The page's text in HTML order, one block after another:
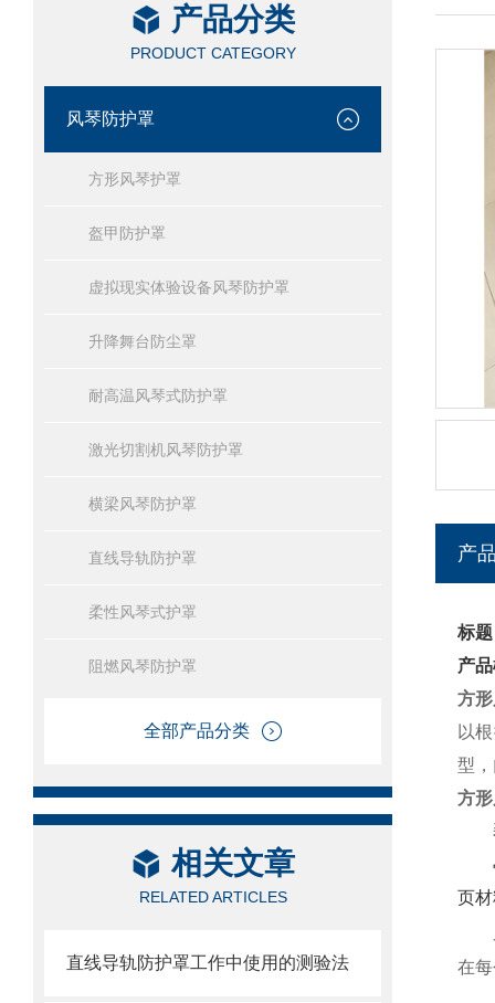
产品分类
PRODUCT CATEGORY
风琴防护罩
方形风琴护罩
盔甲防护罩
虚拟现实体验设备风琴防护罩
升降舞台防尘罩
耐高温风琴式防护罩
激光切割机风琴防护罩
横梁风琴防护罩
直线导轨防护罩
柔性风琴式护罩
阻燃风琴防护罩
全部产品分类
相关文章
RELATED ARTICLES
直线导轨防护罩工作中使用的测验法
/
产
标
产
方
以
型
方
页
在